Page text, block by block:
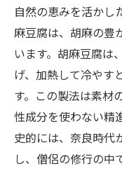
自然の恵みを活かし
麻豆腐は、胡麻の豊
います。胡麻豆腐は
げ、加熱して冷やす
す。この製法は素材
性成分を使わない精
史的には、奈良時代
し、僧侶の修行の中